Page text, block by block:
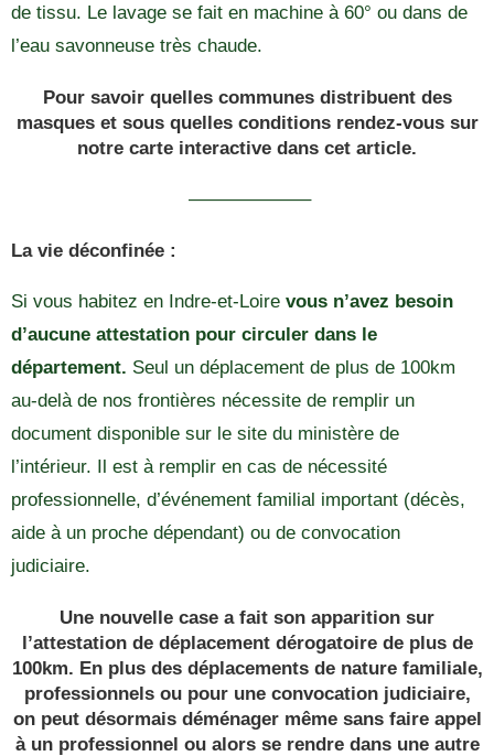
de tissu. Le lavage se fait en machine à 60° ou dans de
l’eau savonneuse très chaude.
Pour savoir quelles communes distribuent des
masques et sous quelles conditions rendez-vous sur
notre carte interactive dans cet article.
——————–
La vie déconfinée :
Si vous habitez en Indre-et-Loire vous n’avez besoin
d’aucune attestation pour circuler dans le
département. Seul un déplacement de plus de 100km
au-delà de nos frontières nécessite de remplir un
document disponible sur le site du ministère de
l’intérieur. Il est à remplir en cas de nécessité
professionnelle, d’événement familial important (décès,
aide à un proche dépendant) ou de convocation
judiciaire.
Une nouvelle case a fait son apparition sur
l’attestation de déplacement dérogatoire de plus de
100km. En plus des déplacements de nature familiale,
professionnels ou pour une convocation judiciaire,
on peut désormais déménager même sans faire appel
à un professionnel ou alors se rendre dans une autre